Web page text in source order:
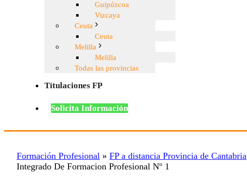
Guipúzcoa
Vizcaya
Ceuta
Ceuta
Melilla
Melilla
Todas las provincias
Títulaciones FP
Solicita Información
Formación Profesional » FP a distancia Provincia de Cantabria
Integrado De Formacion Profesional Nº 1